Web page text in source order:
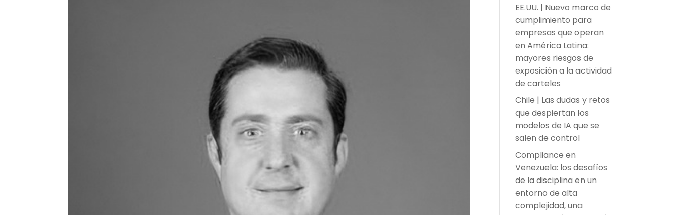
EE.UU. | Nuevo marco de
cumplimiento para
empresas que operan
en América Latina:
mayores riesgos de
exposición a la actividad
de carteles
Chile | Las dudas y retos
que despiertan los
modelos de IA que se
salen de control
Compliance en
Venezuela: los desafíos
de la disciplina en un
entorno de alta
complejidad, una